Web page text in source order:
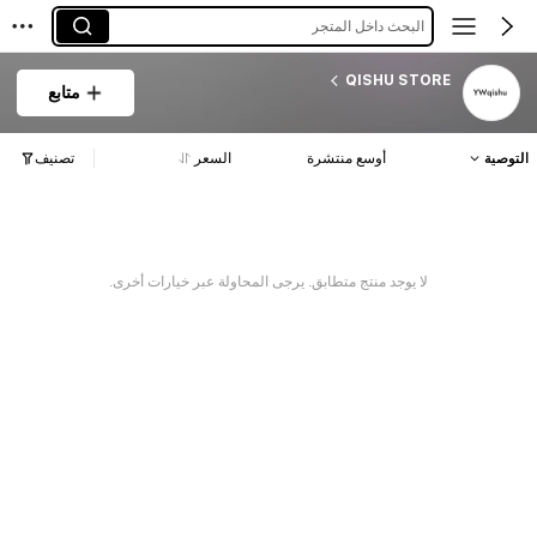
البحث داخل المتجر
QISHU STORE
متابع
التوصية أوسع منتشرة السعر تصنيف
لا يوجد منتج متطابق. يرجى المحاولة عبر خيارات أخرى.